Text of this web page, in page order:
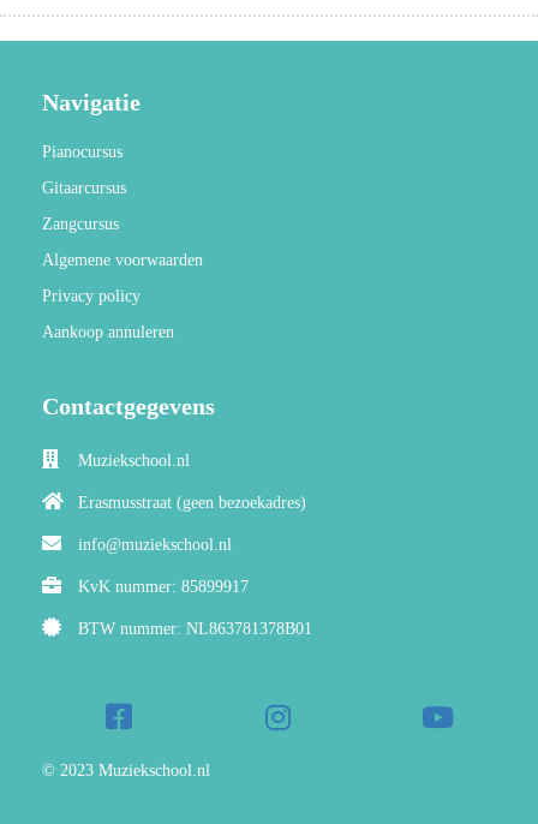
Navigatie
Pianocursus
Gitaarcursus
Zangcursus
Algemene voorwaarden
Privacy policy
Aankoop annuleren
Contactgegevens
Muziekschool.nl
Erasmusstraat (geen bezoekadres)
info@muziekschool.nl
KvK nummer: 85899917
BTW nummer: NL863781378B01
© 2023 Muziekschool.nl